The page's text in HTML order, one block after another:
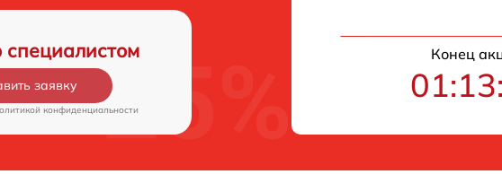
специалистом
заявку
конфиденциальности
Конец